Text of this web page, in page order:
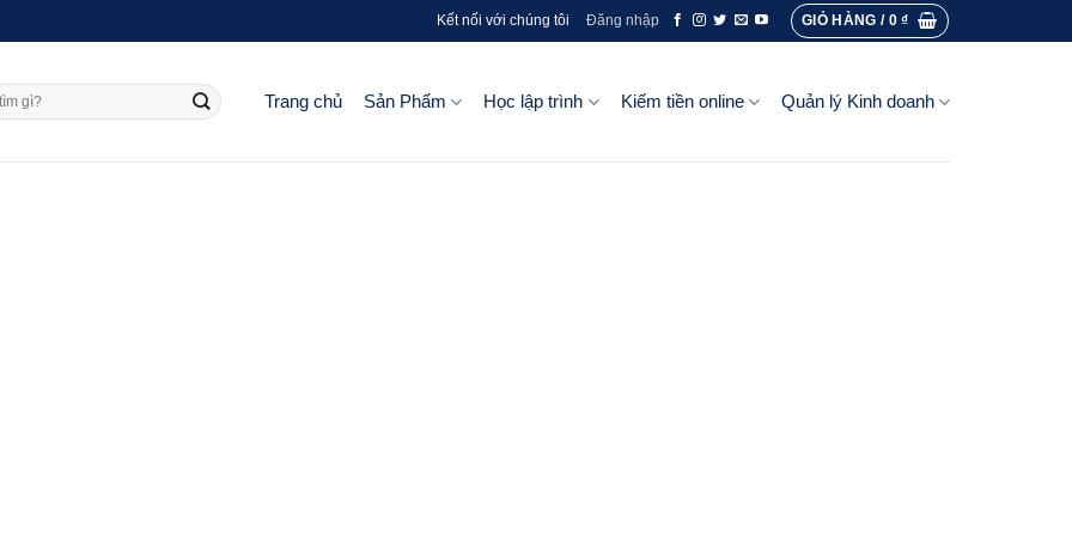
Kết nối với chúng tôi Đăng nhập GIỎ HÀNG / 0₫
Trang chủ Sản Phẩm Học lập trình Kiếm tiền online Quản lý Kinh doanh